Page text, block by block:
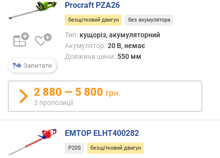
а
з
п
о
у
л
я
р
н
і
ю
Запитати
Procraft PZA26
безщітковий двигун без акумулятора
Тип: кущоріз, акумуляторний
Акумулятор: 20 В, немає
Довжина шини: 550 мм
2 880 — 5 800 грн.
3 пропозиції
EMTOP ELHT400282
P20S безщітковий двигун